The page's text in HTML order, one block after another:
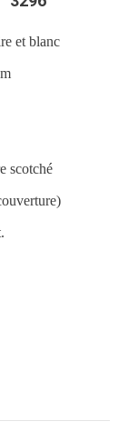
et blanc
scotché